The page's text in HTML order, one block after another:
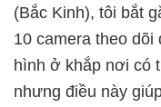
(Bắc Kinh), tôi bắt
10 camera theo dõi
hình ở khắp nơi có
nhưng điều này